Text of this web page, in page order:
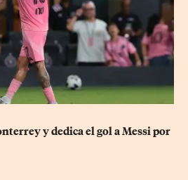
y dedica el gol a Messi por